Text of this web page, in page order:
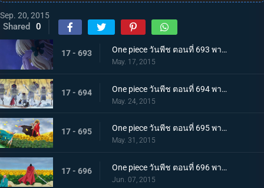
Sep. 20, 2015
Shared 0
17 - 693 One piece วันพีช ตอนที่ 693 พากย์ไทย เจ้าหญิงของคนแคระ ตัวประกันมันเชอรี่
May. 17, 2015
17 - 694 One piece วันพีช ตอนที่ 694 พากย์ไทย ไม่ยอมตาย! กองทัพตุ๊กตาที่น่าสะพรึงกลัว!!!
May. 24, 2015
17 - 695 One piece วันพีช ตอนที่ 695 พากย์ไทย เดิมพันด้วยชีวิต! ลูฟี่คือไพ่ตายแห่งชัยชนะ!!
May. 31, 2015
17 - 696 One piece วันพีช ตอนที่ 696 พากย์ไทย น้ำตาแห่งการพบกัน! รีเบคก้ากับเคียรอส!
Jun. 07, 2015